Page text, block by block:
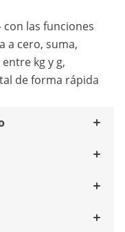
con las funciones
a cero, suma,
kg y g,
de forma rápida